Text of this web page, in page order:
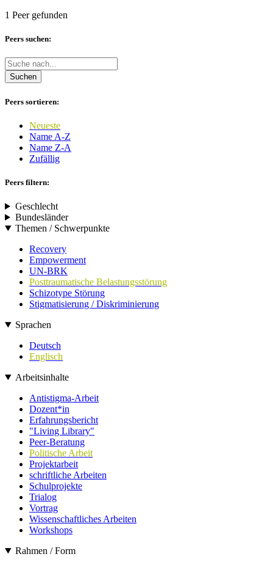
1 Peer gefunden
Peers suchen:
Suchen
Peers sortieren:
Neueste
Name A-Z
Name Z-A
Zufällig
Peers filtern:
Geschlecht
Bundesländer
Themen / Schwerpunkte
Recovery
Empowerment
UN-BRK
Posttraumatische Belastungsstörung
Schizotype Störung
Stigmatisierung / Diskriminierung
Sprachen
Deutsch
Englisch
Arbeitsinhalte
Antistigma-Arbeit
Dozent*in
Erfahrungsbericht
"Living Library"
Peer-Beratung
Politische Arbeit
Projektarbeit
schriftliche Arbeiten
Schulprojekte
Trialog
Vortrag
Wissenschaftliches Arbeiten
Workshops
Rahmen / Form